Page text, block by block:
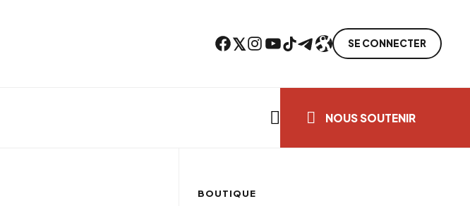
Facebook Twitter Instagram YouTube TikTok TelegramLien SE CONNECTER
NOUS SOUTENIR
BOUTIQUE